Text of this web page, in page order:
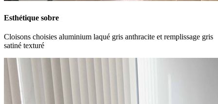
Esthétique sobre
Cloisons choisies aluminium laqué gris anthracite et remplissage gris
satiné texturé